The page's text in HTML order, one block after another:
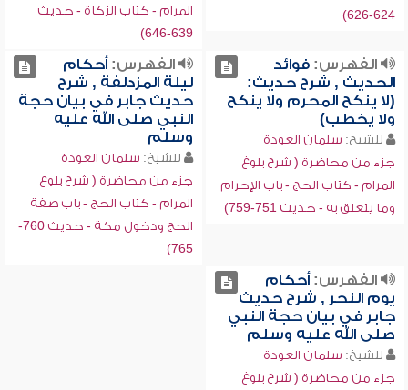
624-626)
المرام - كتاب الزكاة - حديث
639-646)
الفهرس:فوائد
الحديث , شرح حديث:
(لا ينكح المحرم ولا ينكح
ولا يخطب)
للشيخ: سلمان العودة
جزء من محاضرة ( شرح بلوغ
المرام - كتاب الحج - باب الإحرام
وما يتعلق به - حديث 751-759)
الفهرس:أحكام
ليلة المزدلفة , شرح
حديث جابر في بيان حجة
النبي صلى الله عليه
وسلم
للشيخ: سلمان العودة
جزء من محاضرة ( شرح بلوغ
المرام - كتاب الحج - باب صفة
الحج ودخول مكة - حديث 760-
765)
الفهرس:أحكام
يوم النحر , شرح حديث
جابر في بيان حجة النبي
صلى الله عليه وسلم
للشيخ: سلمان العودة
جزء من محاضرة ( شرح بلوغ